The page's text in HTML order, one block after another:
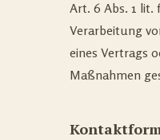
Art. 6 Abs. 1 lit.
Verarbeitung
eines Vertrags
Maßnahmen